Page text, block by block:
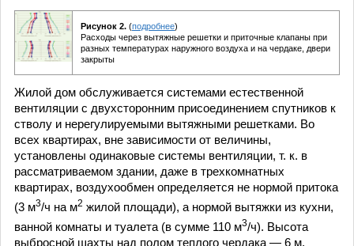
Рисунок 2. (подробнее)
Расходы через вытяжные решетки и приточные клапаны при
разных температурах наружного воздуха и на чердаке, двери
закрыты
Жилой дом обслуживается системами естественной
вентиляции с двухсторонним присоединением спутников к
стволу и нерегулируемыми вытяжными решетками. Во
всех квартирах, вне зависимости от величины,
установлены одинаковые системы вентиляции, т. к. в
рассматриваемом здании, даже в трехкомнатных
квартирах, воздухообмен определяется не нормой притока
(3 м3/ч на м2 жилой площади), а нормой вытяжки из кухни,
ванной комнаты и туалета (в сумме 110 м3/ч). Высота
выбросной шахты над полом теплого чердака — 6 м.